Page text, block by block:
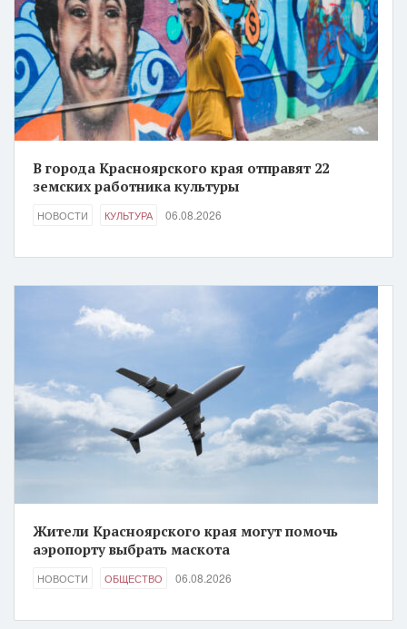
В города Красноярского края отправят 22
земских работника культуры
НОВОСТИ КУЛЬТУРА 06.08.2026
Жители Красноярского края могут помочь
аэропорту выбрать маскота
НОВОСТИ ОБЩЕСТВО 06.08.2026